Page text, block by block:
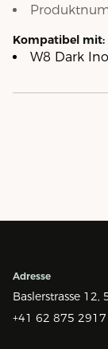
Kompatibel mit:
W8 Dark
Adresse
Baslerstrasse 12,
+41 62 875 2917